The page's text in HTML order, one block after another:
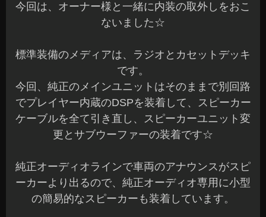
今回は、オーナー様と一緒に内装の取外しをおこ
ないました☆
標準装備のメディアは、ラジオとカセットデッキ
です。
今回、純正のメインユニットはそのままで別回路
でプレイヤー内蔵のDSPを装着して、スピーカー
ケーブルを全て引き直し、スピーカーユニット変
更とサブウーファーの装着です☆
純正オーディオラインで車両のアナウンスがスピ
ーカーより出るので、純正オーディオ専用に小型
の簡易的なスピーカーも装着しています。